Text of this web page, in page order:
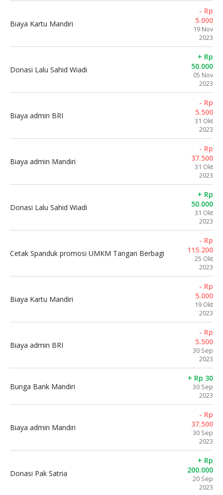
Biaya Kartu Mandiri
- Rp
5.000
19 Nov
2023
Donasi Lalu Sahid Wiadi
+ Rp
50.000
05 Nov
2023
Biaya admin BRI
- Rp
5.500
31 Okt
2023
Biaya admin Mandiri
- Rp
37.500
31 Okt
2023
Donasi Lalu Sahid Wiadi
+ Rp
50.000
31 Okt
2023
Cetak Spanduk promosi UMKM Tangan Berbagi
- Rp
115.200
25 Okt
2023
Biaya Kartu Mandiri
- Rp
5.000
19 Okt
2023
Biaya admin BRI
- Rp
5.500
30 Sep
2023
Bunga Bank Mandiri
+ Rp 30
30 Sep
2023
Biaya admin Mandiri
- Rp
37.500
30 Sep
2023
Donasi Pak Satria
+ Rp
200.000
20 Sep
2023